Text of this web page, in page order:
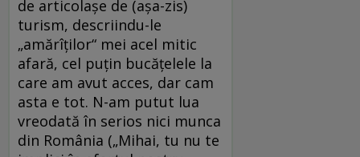
de articolașe de (așa-zis)
turism, descriindu-le
„amărîților“ mei acel mitic
afară, cel puțin bucățelele la
care am avut acces, dar cam
asta e tot. N-am putut lua
vreodată în serios nici munca
din România („Mihai, tu nu te